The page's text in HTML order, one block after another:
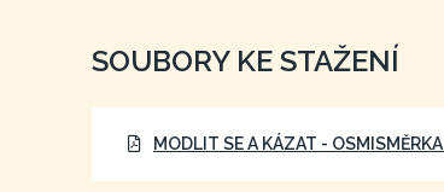
SOUBORY KE STAŽENÍ
MODLIT SE A KÁZAT - OSMISMĚRKA